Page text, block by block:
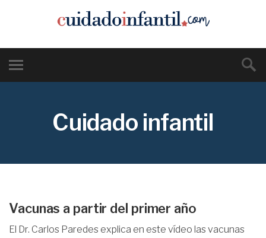
Cuidado infantil
Vacunas a partir del primer año
El Dr. Carlos Paredes explica en este vídeo las vacunas